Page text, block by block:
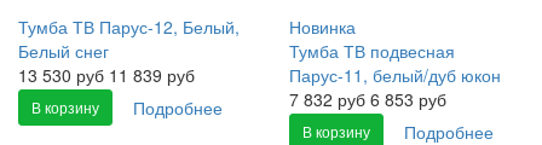
Тумба ТВ Парус-12, Белый,
Белый снег
13 530 руб 11 839 руб
В корзину Подробнее
Новинка
Тумба ТВ подвесная
Парус-11, белый/дуб юкон
7 832 руб 6 853 руб
В корзину Подробнее